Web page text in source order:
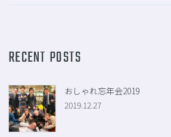
RECENT POSTS
おしゃれ忘年会2019
2019.12.27